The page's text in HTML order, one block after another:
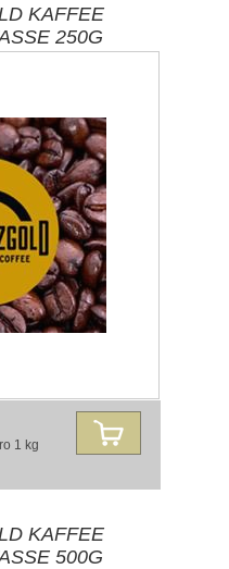
KAFFEE
250G
1 kg
KAFFEE
500G